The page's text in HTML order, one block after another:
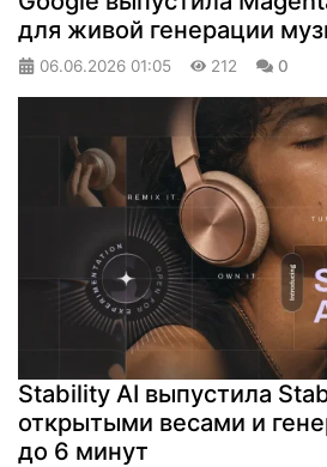
для живой генерации
06.06.2026 01:05 212 0
Stability AI выпустила
открытыми весами и
до 6 минут